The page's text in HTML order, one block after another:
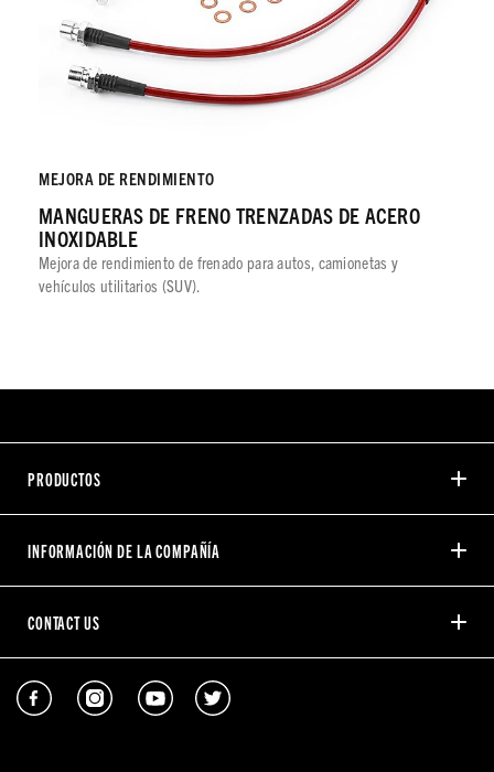
MEJORA DE RENDIMIENTO
MANGUERAS DE FRENO TRENZADAS DE ACERO
INOXIDABLE
Mejora de rendimiento de frenado para autos, camionetas y
vehículos utilitarios (SUV).
PRODUCTOS
INFORMACIÓN DE LA COMPAÑÍA
CONTACT US